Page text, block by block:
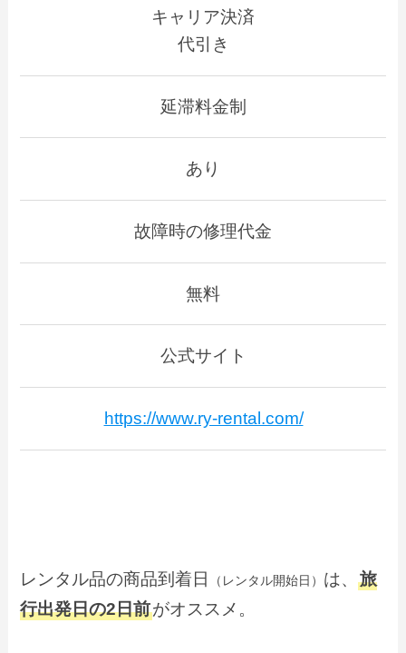
キャリア決済
代引き
延滞料金制
あり
故障時の修理代金
無料
公式サイト
https://www.ry-rental.com/
レンタル品の商品到着日 （レンタル開始日） は、旅
行出発日の2日前がオススメ。